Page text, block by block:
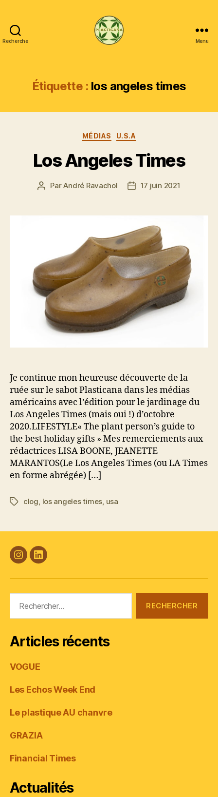
Recherche Menu
Étiquette : los angeles times
Catégories
MÉDIAS U.S.A
Los Angeles Times
Auteur
ParAndré Ravachol
Date17 juin 2021
Je continue mon heureuse découverte de la
ruée sur le sabot Plasticana dans les médias
américains avec l’édition pour le jardinage du
Los Angeles Times (mais oui !) d’octobre
2020.LIFESTYLE« The plant person’s guide to
the best holiday gifts » Mes remerciements aux
rédactrices LISA BOONE, JEANETTE
MARANTOS(Le Los Angeles Times (ou LA Times
en forme abrégée) […]
Étiquettes
clog, los angeles times, usa
#Plasticana
Linkedin
Articles récents
VOGUE
Les Echos Week End
Le plastique AU chanvre
GRAZIA
Financial Times
Actualités